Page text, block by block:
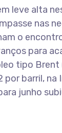
leve alta
nas
o
para
tipo
barril, na
junho